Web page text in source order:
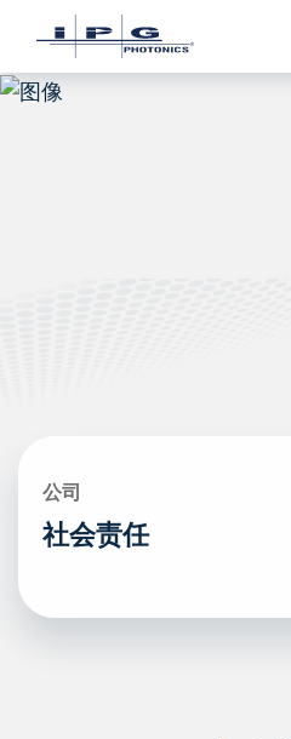
公司
社会责任